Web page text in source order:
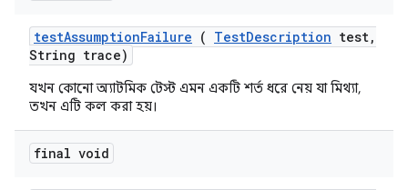
testAssumptionFailure ( TestDescription test,
String trace)
যখন কোনো অ্যাটমিক টেস্ট এমন একটি শর্ত ধরে নেয় যা মিথ্যা,
তখন এটি কল করা হয়।
final void